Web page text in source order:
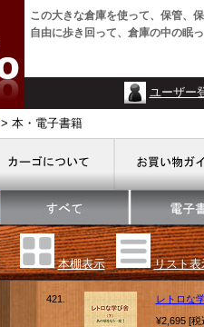
この大きな倉庫を使って、保管、
自由に歩き回って、倉庫の中の眠
ユーザー
> 本・電子書籍
本棚表示 リスト表
421.
レトロな
¥2,695 [